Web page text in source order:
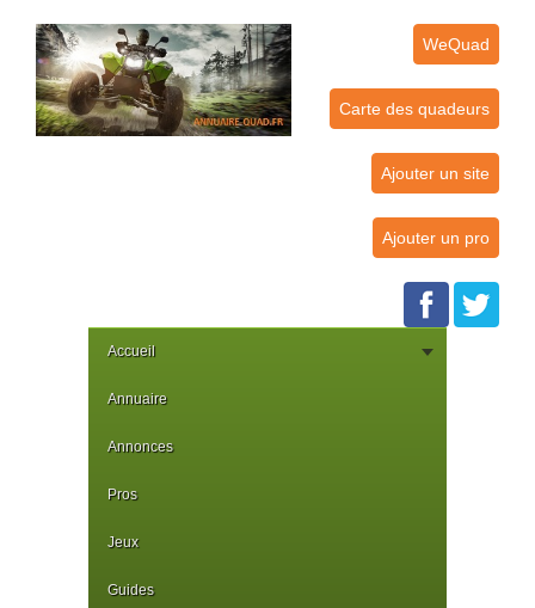
WeQuad
Carte des quadeurs
Ajouter un site
Ajouter un pro
Accueil
Annuaire
Annonces
Pros
Jeux
Guides